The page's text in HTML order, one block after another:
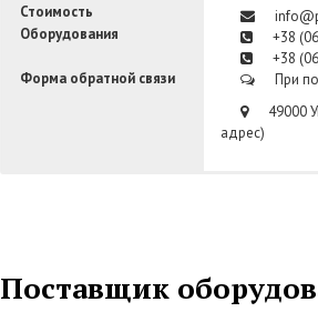
Стоимость
Оборудования
Форма обратной связи
+38
+38
При
49000
адрес)
Поставщик